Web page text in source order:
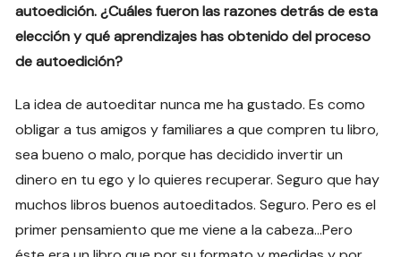
autoedición. ¿Cuáles fueron las razones detrás de esta
elección y qué aprendizajes has obtenido del proceso
de autoedición?
La idea de autoeditar nunca me ha gustado. Es como
obligar a tus amigos y familiares a que compren tu libro,
sea bueno o malo, porque has decidido invertir un
dinero en tu ego y lo quieres recuperar. Seguro que hay
muchos libros buenos autoeditados. Seguro. Pero es el
primer pensamiento que me viene a la cabeza…Pero